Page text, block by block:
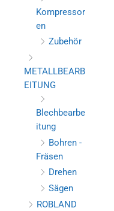
Kompressor
en
Zubehör
METALLBEARB
EITUNG
Blechbearbe
itung
Bohren -
Fräsen
Drehen
Sägen
ROBLAND